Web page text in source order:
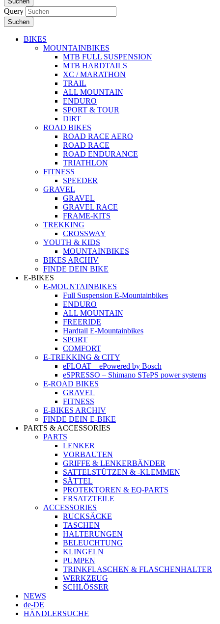
Query
Suchen
BIKES
MOUNTAINBIKES
MTB FULL SUSPENSION
MTB HARDTAILS
XC / MARATHON
TRAIL
ALL MOUNTAIN
ENDURO
SPORT & TOUR
DIRT
ROAD BIKES
ROAD RACE AERO
ROAD RACE
ROAD ENDURANCE
TRIATHLON
FITNESS
SPEEDER
GRAVEL
GRAVEL
GRAVEL RACE
FRAME-KITS
TREKKING
CROSSWAY
YOUTH & KIDS
MOUNTAINBIKES
BIKES ARCHIV
FINDE DEIN BIKE
E-BIKES
E-MOUNTAINBIKES
Full Suspension E-Mountainbikes
ENDURO
ALL MOUNTAIN
FREERIDE
Hardtail E-Mountainbikes
SPORT
COMFORT
E-TREKKING & CITY
eFLOAT – ePowered by Bosch
eSPRESSO – Shimano STePS power systems
E-ROAD BIKES
GRAVEL
FITNESS
E-BIKES ARCHIV
FINDE DEIN E-BIKE
PARTS & ACCESSORIES
PARTS
LENKER
VORBAUTEN
GRIFFE & LENKERBÄNDER
SATTELSTÜTZEN & -KLEMMEN
SÄTTEL
PROTEKTOREN & EQ-PARTS
ERSATZTEILE
ACCESSORIES
RUCKSÄCKE
TASCHEN
HALTERUNGEN
BELEUCHTUNG
KLINGELN
PUMPEN
TRINKFLASCHEN & FLASCHENHALTER
WERKZEUG
SCHLÖSSER
NEWS
de-DE
HÄNDLERSUCHE